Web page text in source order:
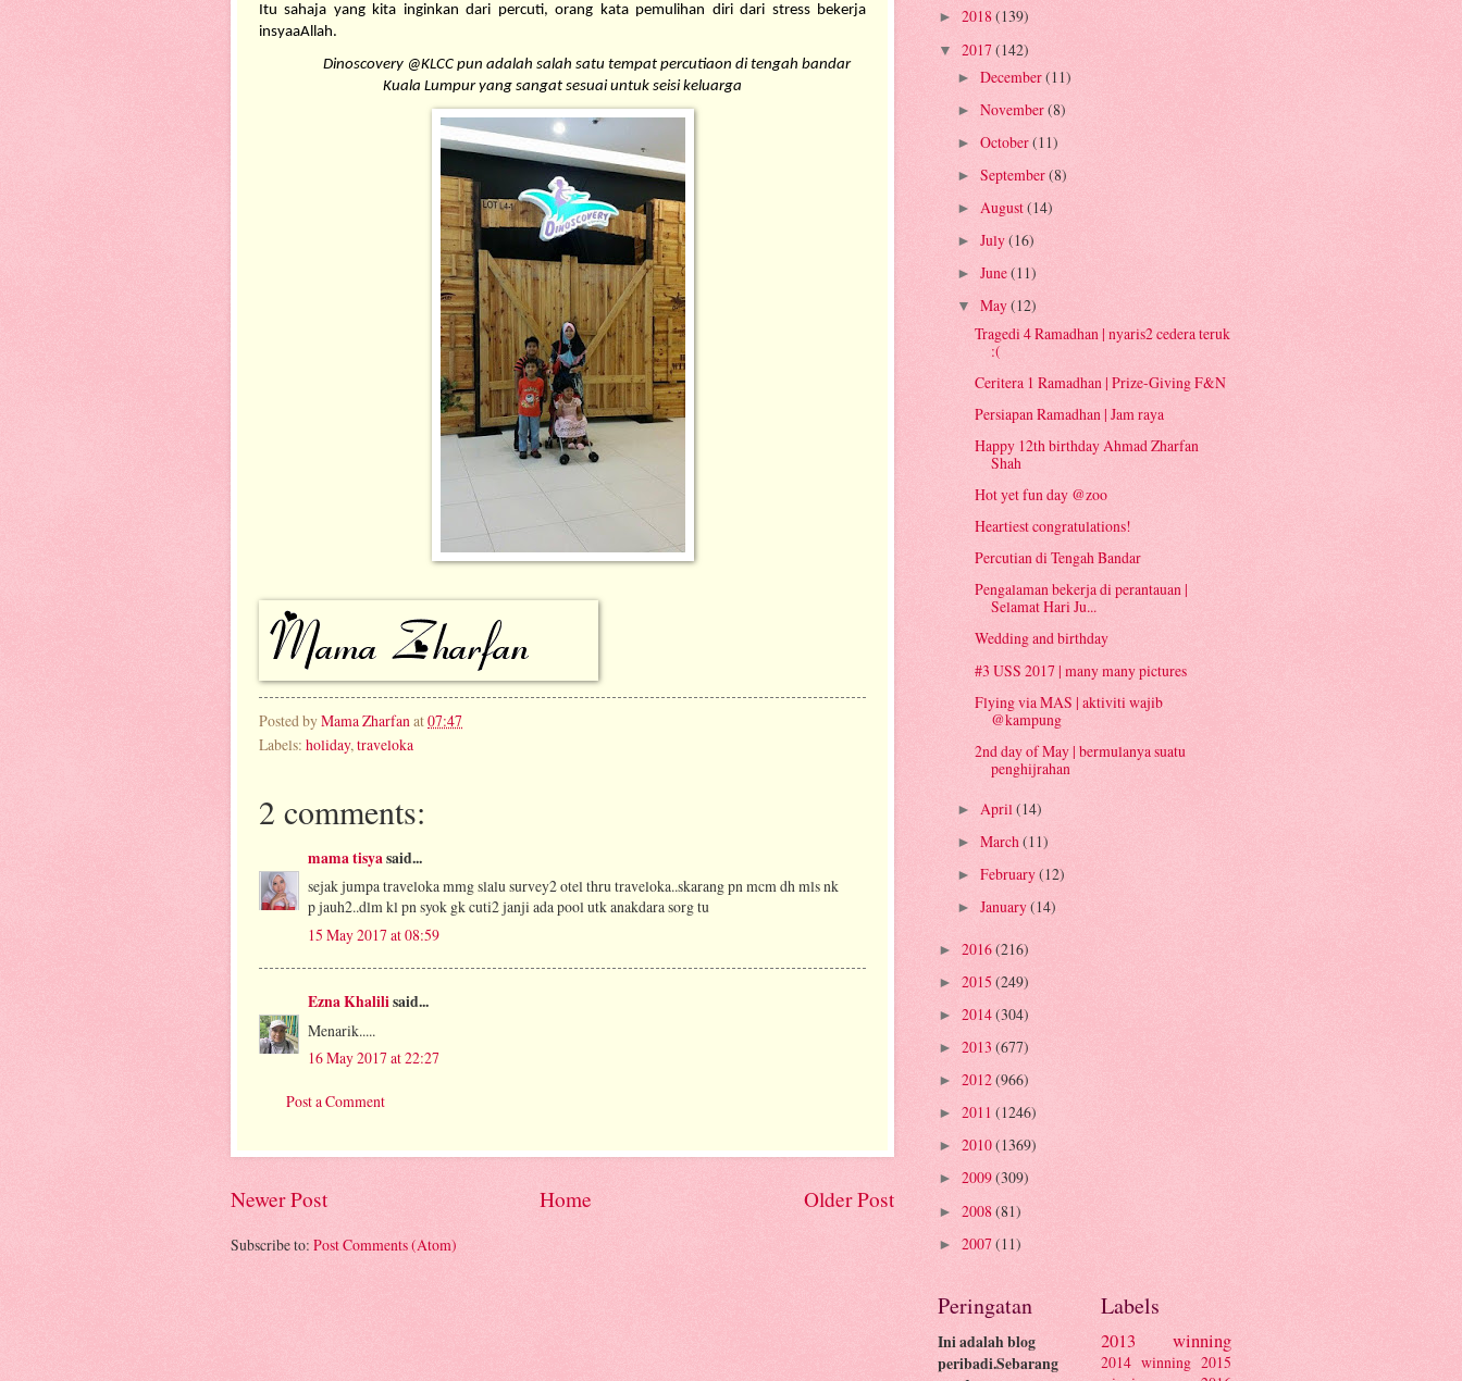
Itu sahaja yang kita inginkan dari percuti, orang kata pemulihan diri dari stress bekerja
insyaaAllah.
Dinoscovery @KLCC pun adalah salah satu tempat percutiaon di tengah bandar
Kuala Lumpur yang sangat sesuai untuk seisi keluarga
Posted byMama Zharfan at07:47
Labels: holiday, traveloka
2 comments:
mama tisyasaid...
sejak jumpa traveloka mmg slalu survey2 otel thru traveloka..skarang pn mcm dh mls nk
p jauh2..dlm kl pn syok gk cuti2 janji ada pool utk anakdara sorg tu
15 May 2017 at 08:59
Ezna Khalilisaid...
Menarik.....
16 May 2017 at 22:27
Post a Comment
Newer Post Older Post
Home
Subscribe to: Post Comments (Atom)
► 2018(139)
▼ 2017(142)
► December(11)
► November(8)
► October(11)
► September(8)
► August(14)
► July(16)
► June(11)
▼ May(12)
Tragedi 4 Ramadhan | nyaris2 cedera teruk
:(
Ceritera 1 Ramadhan | Prize-Giving F&N
Persiapan Ramadhan | Jam raya
Happy 12th birthday Ahmad Zharfan
Shah
Hot yet fun day @zoo
Heartiest congratulations!
Percutian di Tengah Bandar
Pengalaman bekerja di perantauan |
Selamat Hari Ju...
Wedding and birthday
#3 USS 2017 | many many pictures
Flying via MAS | aktiviti wajib
@kampung
2nd day of May | bermulanya suatu
penghijrahan
► April(14)
► March(11)
► February(12)
► January(14)
► 2016(216)
► 2015 (249)
► 2014(304)
► 2013 (677)
► 2012(966)
► 2011 (1246)
► 2010(1369)
► 2009(309)
► 2008 (81)
► 2007(11)
Peringatan
Ini adalah blog
peribadi.Sebarang
Labels
2013 winning
2014 winning 2015